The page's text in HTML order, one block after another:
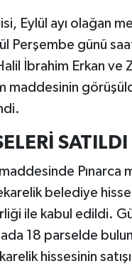
Eylül ayı olağan
Perşembe günü
İbrahim Erkan ve
maddesinin
SATILDI
Pınarca
belediye
ile kabul edildi.
ada 18 parselde
hissesinin